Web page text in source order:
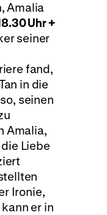
Amalia
Uhr +
seiner
fand,
in die
seinen
Amalia,
Liebe
Ironie,
er in